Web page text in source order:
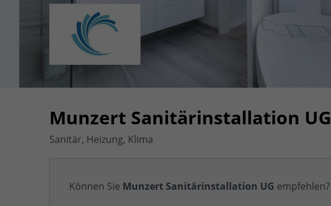
Munzert Sanitärinstallation UG
Sanitär, Heizung, Klima
Können Sie Munzert Sanitärinstallation UG empfehlen?